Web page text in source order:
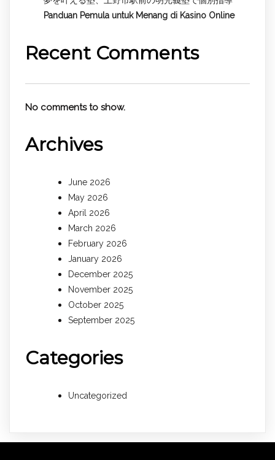
Panduan Pemula untuk Menang di Kasino Online
Recent Comments
No comments to show.
Archives
June 2026
May 2026
April 2026
March 2026
February 2026
January 2026
December 2025
November 2025
October 2025
September 2025
Categories
Uncategorized